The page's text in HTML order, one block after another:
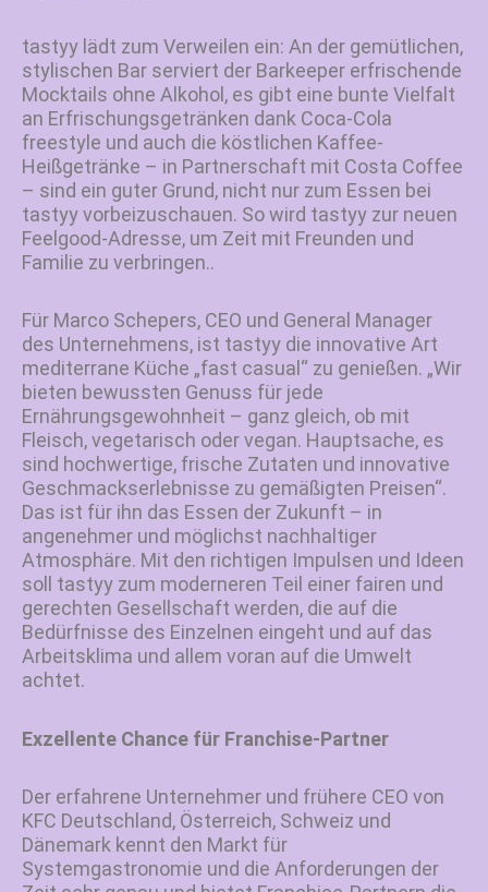
tastyy lädt zum Verweilen ein: An der gemütlichen,
stylischen Bar serviert der Barkeeper erfrischende
Mocktails ohne Alkohol, es gibt eine bunte Vielfalt
an Erfrischungsgetränken dank Coca-Cola
freestyle und auch die köstlichen Kaffee-
Heißgetränke – in Partnerschaft mit Costa Coffee
– sind ein guter Grund, nicht nur zum Essen bei
tastyy vorbeizuschauen. So wird tastyy zur neuen
Feelgood-Adresse, um Zeit mit Freunden und
Familie zu verbringen..
Für Marco Schepers, CEO und General Manager
des Unternehmens, ist tastyy die innovative Art
mediterrane Küche „fast casual“ zu genießen. „Wir
bieten bewussten Genuss für jede
Ernährungsgewohnheit – ganz gleich, ob mit
Fleisch, vegetarisch oder vegan. Hauptsache, es
sind hochwertige, frische Zutaten und innovative
Geschmackserlebnisse zu gemäßigten Preisen“.
Das ist für ihn das Essen der Zukunft – in
angenehmer und möglichst nachhaltiger
Atmosphäre. Mit den richtigen Impulsen und Ideen
soll tastyy zum moderneren Teil einer fairen und
gerechten Gesellschaft werden, die auf die
Bedürfnisse des Einzelnen eingeht und auf das
Arbeitsklima und allem voran auf die Umwelt
achtet.
Exzellente Chance für Franchise-Partner
Der erfahrene Unternehmer und frühere CEO von
KFC Deutschland, Österreich, Schweiz und
Dänemark kennt den Markt für
Systemgastronomie und die Anforderungen der